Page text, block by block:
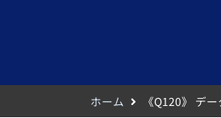
ホーム 《Q120》 デ